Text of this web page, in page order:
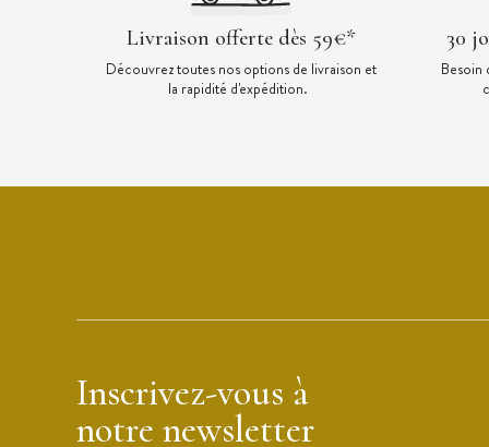
Livraison offerte dès 59€*
Découvrez toutes nos options de livraison et
la rapidité d'expédition.
30
Besoin
Inscrivez-vous à
notre newsletter